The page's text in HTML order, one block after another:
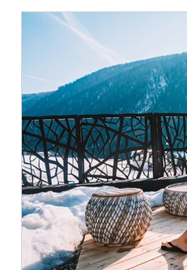
Procedimentos
Dietética chinesa